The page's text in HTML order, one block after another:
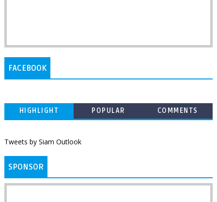
FACEBOOK
HIGHLIGHT POPULAR COMMENTS
Tweets by Siam Outlook
SPONSOR